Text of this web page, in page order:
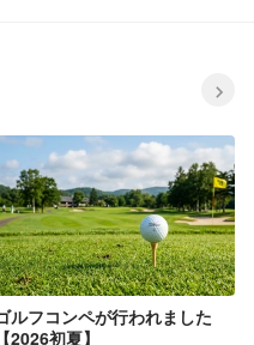
ルフコンペが行われました
【2026初夏】